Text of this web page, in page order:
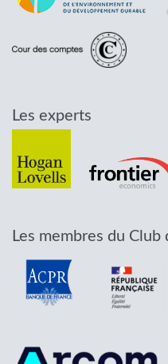
Les experts
Les membres du Club